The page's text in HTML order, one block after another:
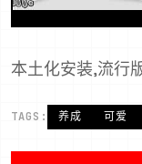
本土化安装,流行
TAGS: 养成 可爱